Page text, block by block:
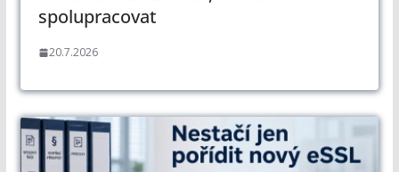
spolupracovat
20.7.2026